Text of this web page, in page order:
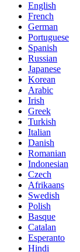
English
French
German
Portuguese
Spanish
Russian
Japanese
Korean
Arabic
Irish
Greek
Turkish
Italian
Danish
Romanian
Indonesian
Czech
Afrikaans
Swedish
Polish
Basque
Catalan
Esperanto
Hindi